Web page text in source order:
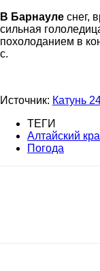
В Барнауле снег,
сильная
похолоданием в
с.
Источник: Катунь
ТЕГИ
Алтайский
Погода